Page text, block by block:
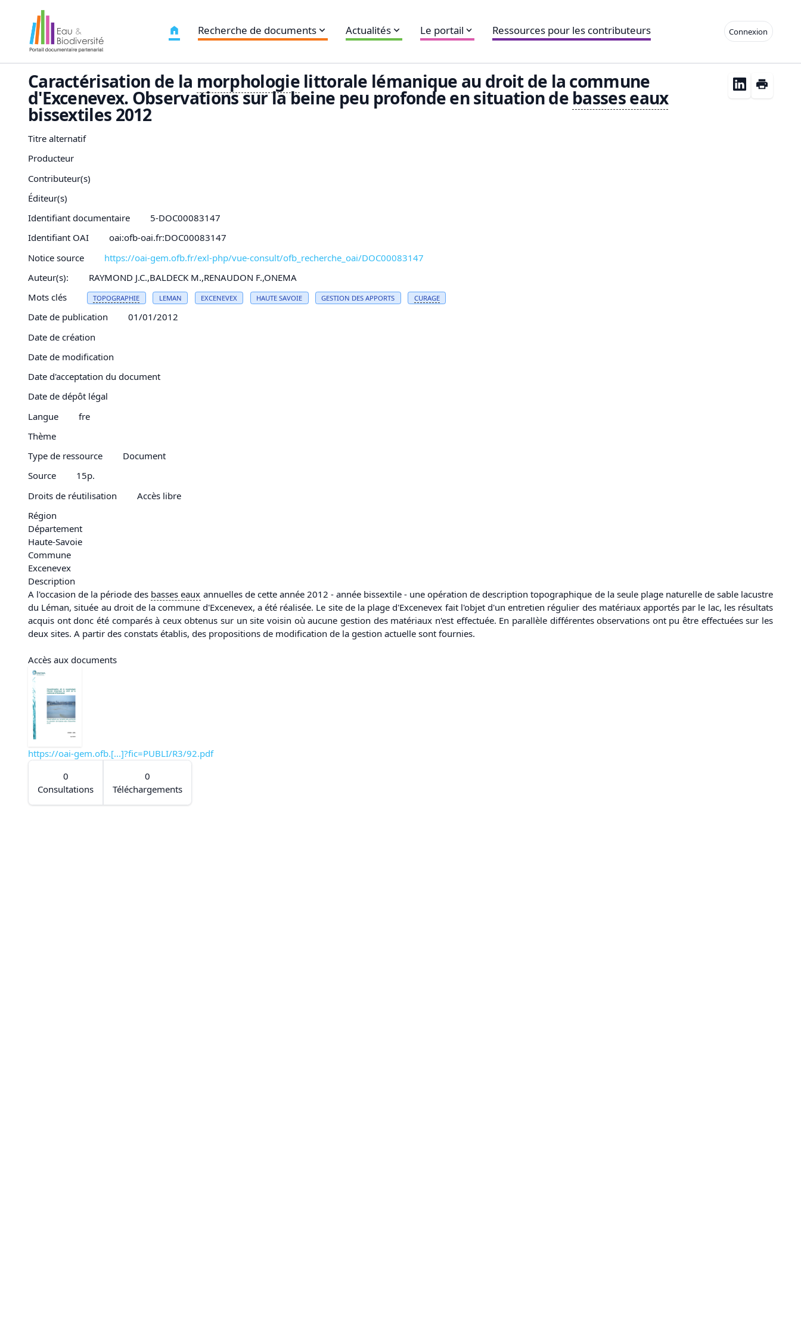
Connexion
Recherche de documents Actualités Le portail Ressources pour les contributeurs
Caractérisation de la morphologielittorale lémanique au droit de la commune
d'Excenevex. Observations sur la beine peu profonde en situation de basses eaux
bissextiles 2012
Titre alternatif
Producteur
Contributeur(s)
Éditeur(s)
Identifiant documentaire
5-DOC00083147
Identifiant OAI
oai:ofb-oai.fr:DOC00083147
Notice source
https://oai-gem.ofb.fr/exl-php/vue-consult/ofb_recherche_oai/DOC00083147
Auteur(s):
RAYMOND J.C.,BALDECK M.,RENAUDON F.,ONEMA
Mots clés
TOPOGRAPHIE LEMAN EXCENEVEX HAUTE SAVOIE GESTION DES APPORTS CURAGE
Date de publication
01/01/2012
Date de création
Date de modification
Date d'acceptation du document
Date de dépôt légal
Langue
fre
Thème
Type de ressource
Document
Source
15p.
Droits de réutilisation
Accès libre
Région
Département
Haute-Savoie
Commune
Excenevex
Description
A l'occasion de la période des basses eaux annuelles de cette année 2012 - année bissextile - une opération de description topographique de la seule plage naturelle de sable lacustre
du Léman, située au droit de la commune d'Excenevex, a été réalisée. Le site de la plage d'Excenevex fait l'objet d'un entretien régulier des matériaux apportés par le lac, les résultats
acquis ont donc été comparés à ceux obtenus sur un site voisin où aucune gestion des matériaux n'est effectuée. En parallèle différentes observations ont pu être effectuées sur les
deux sites. A partir des constats établis, des propositions de modification de la gestion actuelle sont fournies.
Accès aux documents
https://oai-gem.ofb.[...]?fic=PUBLI/R3/92.pdf
0
Consultations
0
Téléchargements